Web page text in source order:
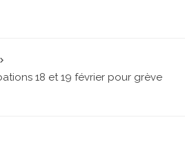
18 et 19 février pour grève